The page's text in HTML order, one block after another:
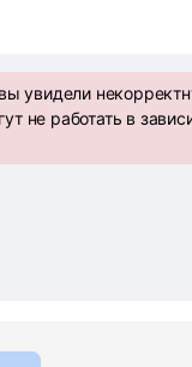
увидели
не работать в